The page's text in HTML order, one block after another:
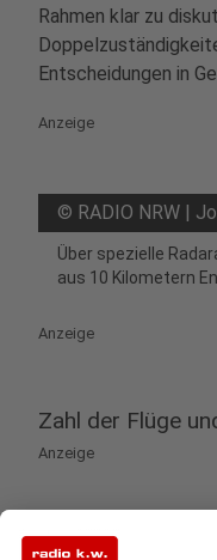
Rahmen klar zu
Entscheidungen in
Anzeige
© RADIO NRW |
Über spezielle
aus 10 Kilometern
Anzeige
Zahl der Flüge
Anzeige
Allein in diesem Jahr